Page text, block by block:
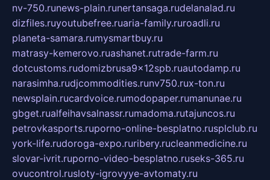
nv-750.runews-plain.runertansaga.rudelanalad.ru
dizfiles.ruyoutubefree.ruaria-family.ruroadli.ru
planeta-samara.rumysmartbuy.ru
matrasy-kemerovo.ruashanet.rutrade-farm.ru
dotcustoms.rudomizbrusa9x12spb.ruautodamp.ru
narasimha.rudjcommodities.runv750.rux-ton.ru
newsplain.rucardvoice.rumodopaper.rumanunae.ru
gbget.rualfeihavsalnassr.rumadoma.rutajuncos.ru
petrovkasports.ruporno-online-besplatno.rusplclub.ru
york-life.rudoroga-expo.ruribery.rucleanmedicine.ru
slovar-ivrit.ruporno-video-besplatno.ruseks-365.ru
ovucontrol.rusloty-igrovyye-avtomaty.ru